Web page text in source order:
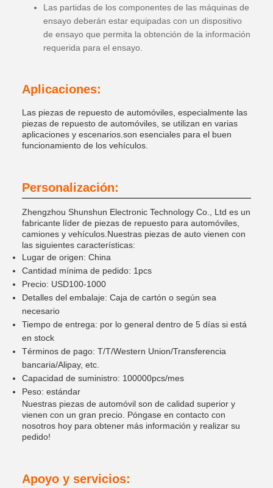
Las partidas de los componentes de las máquinas de
ensayo deberán estar equipadas con un dispositivo
de ensayo que permita la obtención de la información
requerida para el ensayo.
Aplicaciones:
Las piezas de repuesto de automóviles, especialmente las
piezas de repuesto de automóviles, se utilizan en varias
aplicaciones y escenarios.son esenciales para el buen
funcionamiento de los vehículos.
Personalización:
Zhengzhou Shunshun Electronic Technology Co., Ltd es un
fabricante líder de piezas de repuesto para automóviles,
camiones y vehículos.Nuestras piezas de auto vienen con
las siguientes características:
Lugar de origen: China
Cantidad mínima de pedido: 1pcs
Precio: USD100-1000
Detalles del embalaje: Caja de cartón o según sea
necesario
Tiempo de entrega: por lo general dentro de 5 días si está
en stock
Términos de pago: T/T/Western Union/Transferencia
bancaria/Alipay, etc.
Capacidad de suministro: 100000pcs/mes
Peso: estándar
Nuestras piezas de automóvil son de calidad superior y
vienen con un gran precio. Póngase en contacto con
nosotros hoy para obtener más información y realizar su
pedido!
Apoyo y servicios: